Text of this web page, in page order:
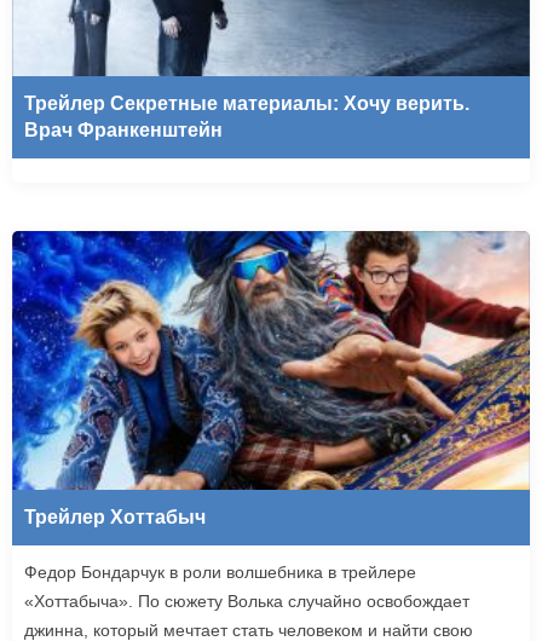
Трейлер Секретные материалы: Хочу верить.
Врач Франкенштейн
Трейлер Хоттабыч
Федор Бондарчук в роли волшебника в трейлере
«Хоттабыча». По сюжету Волька случайно освобождает
джинна, который мечтает стать человеком и найти свою